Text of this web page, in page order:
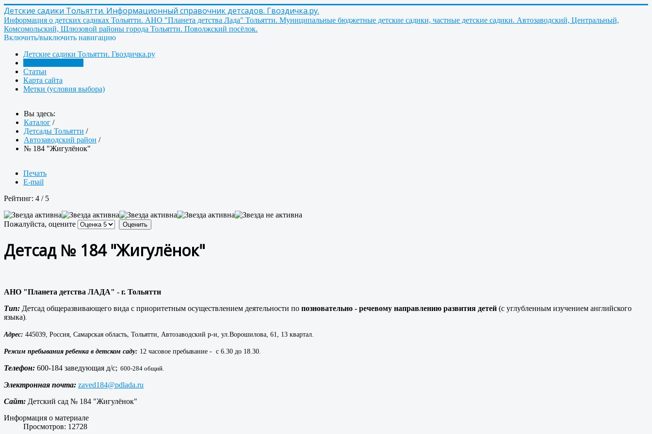
Детские садики Тольятти. Информационный справочник детсадов. Гвоздичка.ру.
Информация о детских садиках Тольятти. АНО "Планета детства Лада" Тольятти. Муниципальные бюджетные детские садики, частные детские садики. Автозаводский, Центральный,
Комсомольский, Шлюзовой районы города Тольятти. Поволжский посёлок.
Включить/выключить навигацию
Детские садики Тольятти. Гвоздичка.ру
Статьи
Карта сайта
Метки (условия выбора)
Вы здесь:
Каталог /
Детсады Тольятти /
Автозаводский район /
№ 184 "Жигулёнок"
Печать
E-mail
Рейтинг: 4 / 5
Пожалуйста, оцените
Детсад № 184 "Жигулёнок"
АНО "Планета детства ЛАДА" - г. Тольятти
Тип: Детсад общеразвивающего вида с приоритетным осуществлением деятельности по позновательно - речевому направлению развития детей (с углубленным изучением английского
языка)
Адрес: 445039, Россия, Самарская область, Тольятти, Автозаводский р-н, ул.Ворошилова, 61, 13 квартал.
Режим пребывания ребенка в детском саду: 12 часовое пребывание - с 6.30 до 18.30.
Телефон: 600-184 заведующая д/с; 600-284 общий.
Электронная почта: zaved184@pdlada.ru
Сайт: Детский сад № 184 "Жигулёнок"
Информация о материале
Просмотров: 12728